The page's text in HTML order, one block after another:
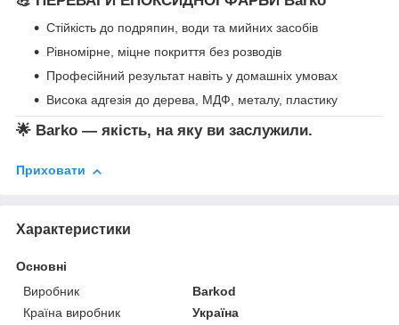
Стійкість до подряпин, води та мийних засобів
Рівномірне, міцне покриття без розводів
Професійний результат навіть у домашніх умовах
Висока адгезія до дерева, МДФ, металу, пластику
🌟 Barko — якість, на яку ви заслужили.
Приховати
Характеристики
Основні
Виробник
Barkod
Країна виробник
Україна